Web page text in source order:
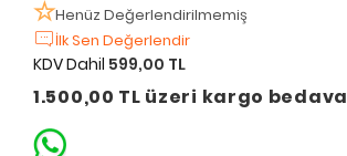
Henüz Değerlendirilmemiş
İlk Sen Değerlendir
KDV Dahil 599,00 TL
1.500,00 TL üzeri kargo bedava